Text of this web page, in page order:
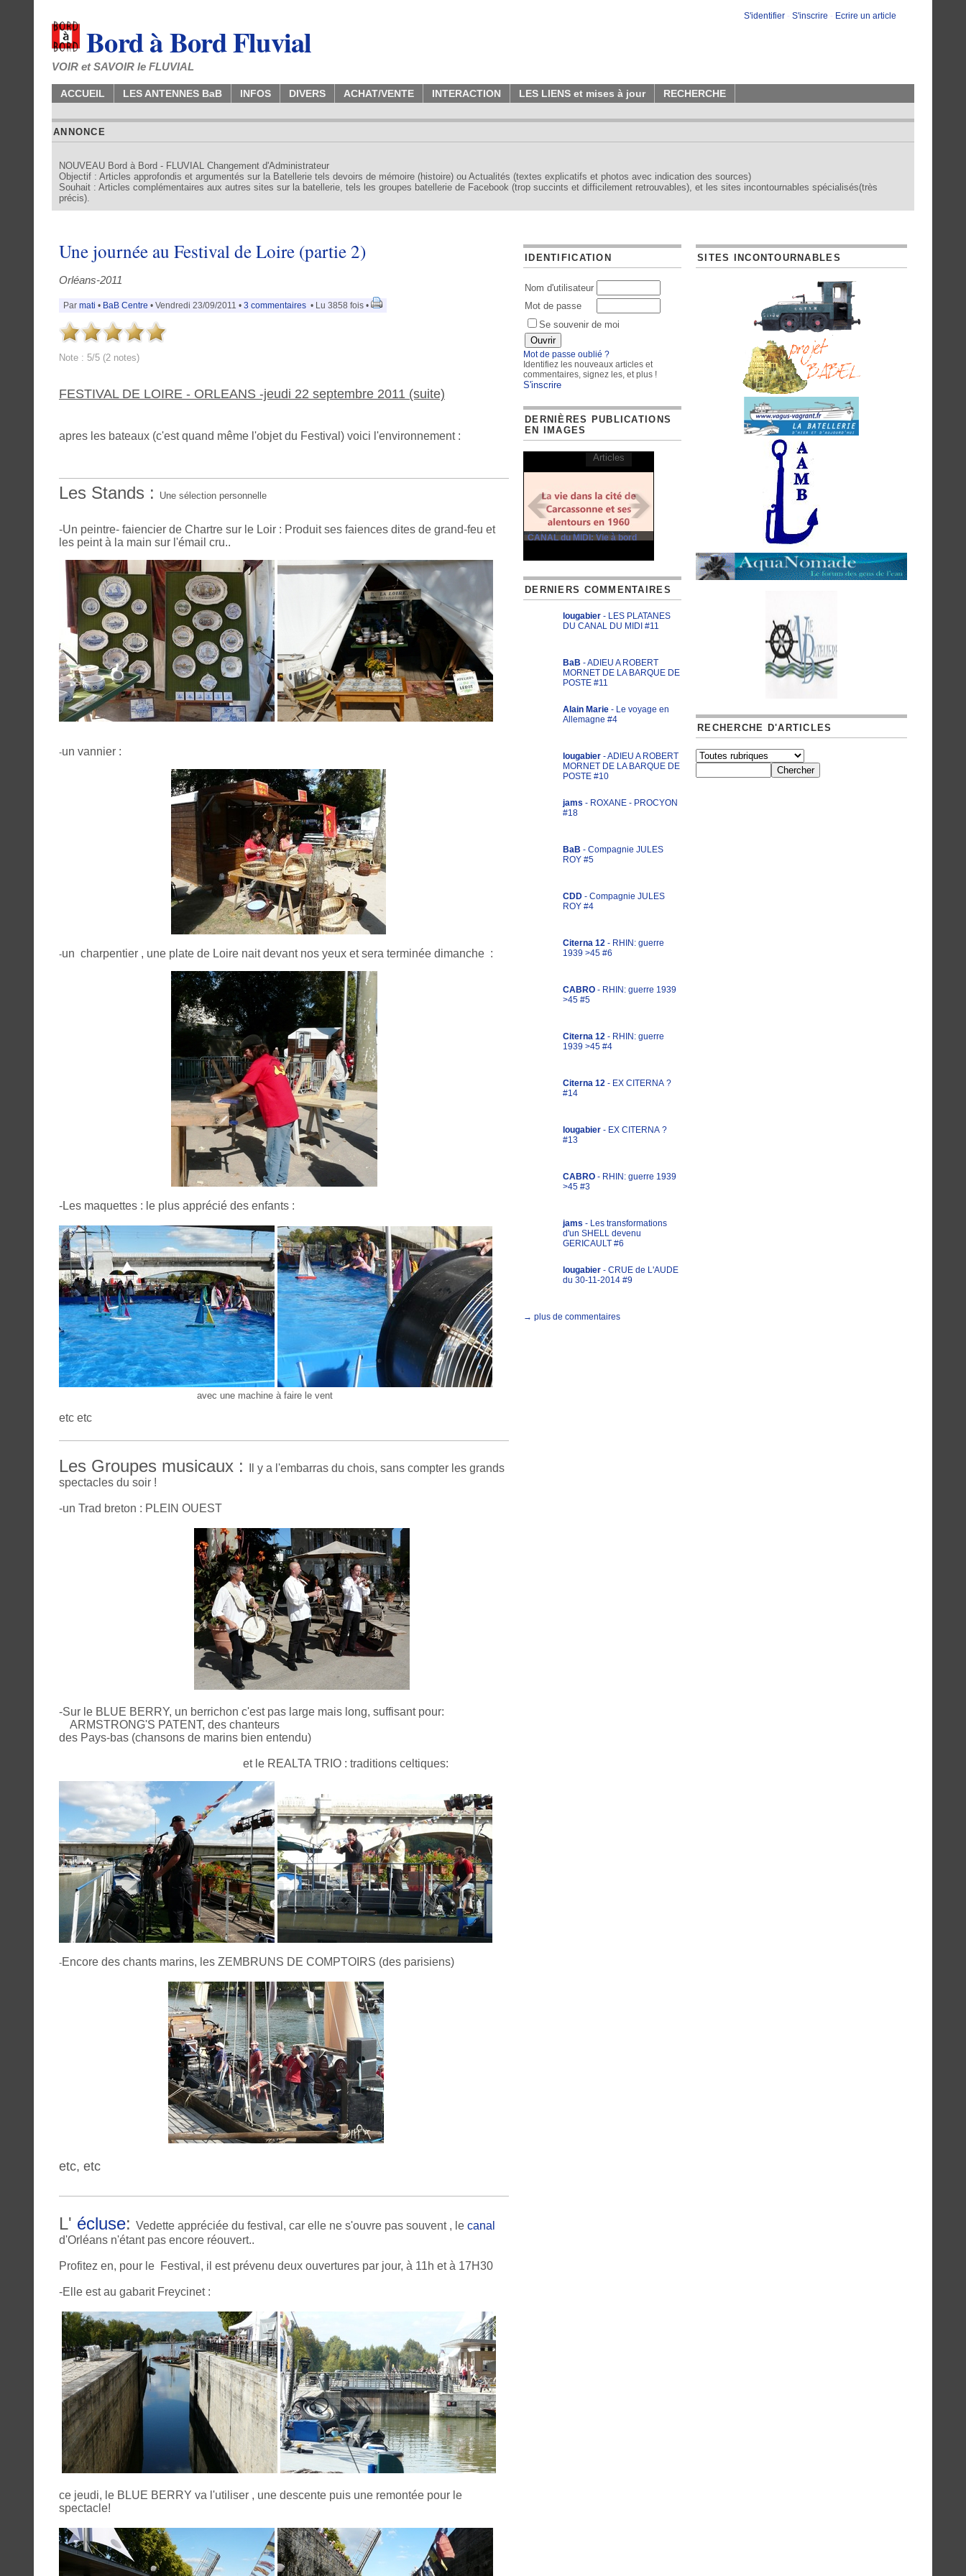
S'identifier - S'inscrire - Ecrire un article
Bord à Bord Fluvial
VOIR et SAVOIR le FLUVIAL
ACCUEIL LES ANTENNES BaB INFOS DIVERS ACHAT/VENTE INTERACTION LES LIENS et mises à jour RECHERCHE
ANNONCE
NOUVEAU Bord à Bord - FLUVIAL Changement d'Administrateur
Objectif : Articles approfondis et argumentés sur la Batellerie tels devoirs de mémoire (histoire) ou Actualités (textes explicatifs et photos avec indication des sources)
Souhait : Articles complémentaires aux autres sites sur la batellerie, tels les groupes batellerie de Facebook (trop succints et difficilement retrouvables), et les sites incontournables spécialisés(très
précis).
Une journée au Festival de Loire (partie 2)
Orléans-2011
Par mati • BaB Centre • Vendredi 23/09/2011 • 3 commentaires • Lu 3858 fois •
Note : 5/5 (2 notes)
FESTIVAL DE LOIRE - ORLEANS -jeudi 22 septembre 2011 (suite)
apres les bateaux (c'est quand même l'objet du Festival) voici l'environnement :
Les Stands : Une sélection personnelle
-Un peintre- faiencier de Chartre sur le Loir : Produit ses faiences dites de grand-feu et
les peint à la main sur l'émail cru..
-un vannier :
-un charpentier , une plate de Loire nait devant nos yeux et sera terminée dimanche :
-Les maquettes : le plus apprécié des enfants :
avec une machine à faire le vent
etc etc
Les Groupes musicaux :
Il y a l'embarras du chois, sans compter les grands
spectacles du soir !
-un Trad breton : PLEIN OUEST
-Sur le BLUE BERRY, un berrichon c'est pas large mais long, suffisant pour:
ARMSTRONG'S PATENT, des chanteurs
des Pays-bas (chansons de marins bien entendu)
et le REALTA TRIO : traditions celtiques:
-Encore des chants marins, les ZEMBRUNS DE COMPTOIRS (des parisiens)
etc, etc
L' écluse: Vedette appréciée du festival, car elle ne s'ouvre pas souvent , le canal
d'Orléans n'étant pas encore réouvert..
Profitez en, pour le Festival, il est prévenu deux ouvertures par jour, à 11h et à 17H30
-Elle est au gabarit Freycinet :
ce jeudi, le BLUE BERRY va l'utiliser , une descente puis une remontée pour le
spectacle!
IDENTIFICATION
Nom d'utilisateur
Mot de passe
Se souvenir de moi
Mot de passe oublié ?
Identifiez les nouveaux articles et
commentaires, signez les, et plus !
S'inscrire
DERNIÈRES PUBLICATIONS
EN IMAGES
CANAL du MIDI: Vie à bord
Articles
DERNIERS COMMENTAIRES
lougabier - LES PLATANES
DU CANAL DU MIDI #11
BaB - ADIEU A ROBERT
MORNET DE LA BARQUE DE
POSTE #11
Alain Marie - Le voyage en
Allemagne #4
lougabier - ADIEU A ROBERT
MORNET DE LA BARQUE DE
POSTE #10
jams - ROXANE - PROCYON
#18
BaB - Compagnie JULES
ROY #5
CDD - Compagnie JULES
ROY #4
Citerna 12 - RHIN: guerre
1939 >45 #6
CABRO - RHIN: guerre 1939
>45 #5
Citerna 12 - RHIN: guerre
1939 >45 #4
Citerna 12 - EX CITERNA ?
#14
lougabier - EX CITERNA ?
#13
CABRO - RHIN: guerre 1939
>45 #3
jams - Les transformations
d'un SHELL devenu
GERICAULT #6
lougabier - CRUE de L'AUDE
du 30-11-2014 #9
→ plus de commentaires
SITES INCONTOURNABLES
RECHERCHE D'ARTICLES